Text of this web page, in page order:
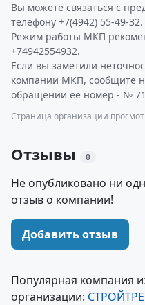
Вы можете связаться с
телефону +7(4942) 55-49-32.
Режим работы МКП
+74942554932.
Если вы заметили
компании МКП, сообщите
обращении ее номер - №
Страница организации
Отзывы 0
Не опубликовано ни
отзыв о компании!
Добавить отзыв
Популярная компания
организации: